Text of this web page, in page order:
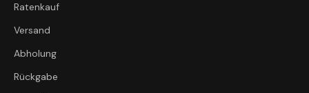
Ratenkauf
Versand
Abholung
Rückgabe